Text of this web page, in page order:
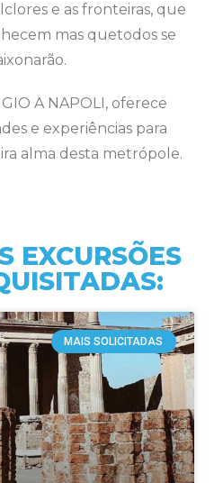
e as fronteiras, que
mas quetodos se
A NAPOLI, oferece
e experiências para
alma desta metrópole.
EXCURSÕES
MAIS SOLICITADAS